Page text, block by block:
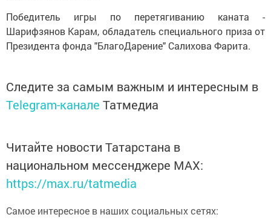
Победитель игры по перетягиванию каната -
Шарифзянов Карам, обладатель специального приза от
Президента фонда "БлагоДарение" Салихова Фарита.
Следите за самым важным и интересным в
Telegram-канале Татмедиа
Читайте новости Татарстана в
национальном мессенджере MАХ:
https://max.ru/tatmedia
Самое интересное в наших социальных сетях: